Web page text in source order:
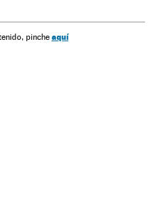
terroristas
pinche aquí